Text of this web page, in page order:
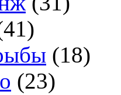
(18)
(23)